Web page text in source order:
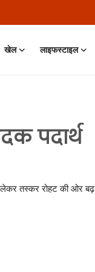
खेल लाइफस्टाइल
पदार्थ
लेकर तस्कर रोहट की ओर बढ़